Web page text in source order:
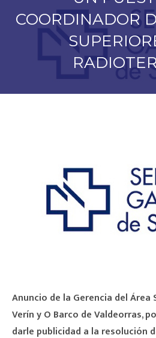
COORDINADOR
Anuncio de la Gerencia del Área
Verín y O Barco de Valdeorras,
darle publicidad a la resolución